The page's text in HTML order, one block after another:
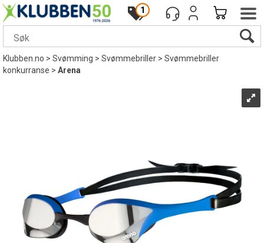
1
Klubben.no>Svømming>Svømmebriller>Svømmebriller
konkurranse>Arena